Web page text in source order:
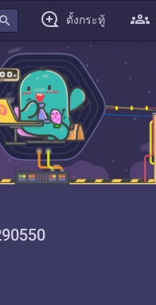
search ตั้งกระทู้